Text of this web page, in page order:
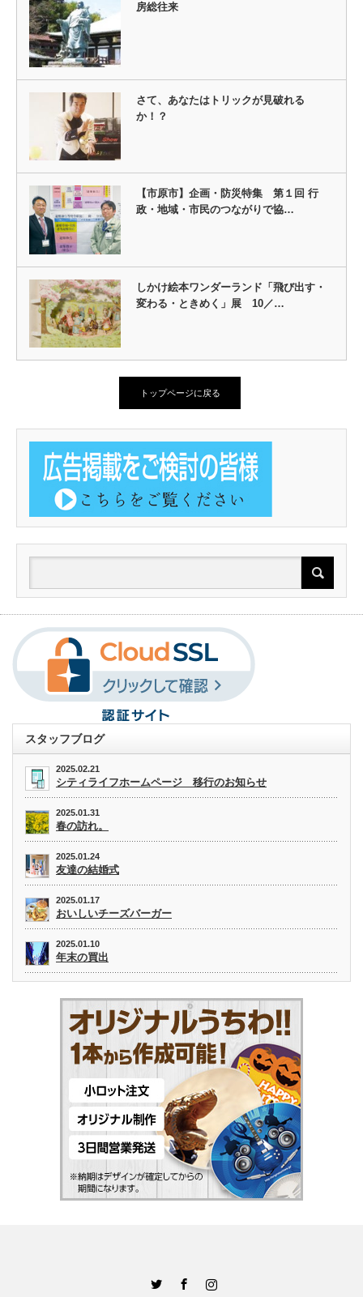
房総往来
さて、あなたはトリックが見破れる
か！？
【市原市】企画・防災特集 第１回 行
政・地域・市民のつながりで協…
しかけ絵本ワンダーランド「飛び出す・
変わる・ときめく」展 10／…
トップページに戻る
スタッフブログ
2025.02.21
シティライフホームページ 移行のお知らせ
2025.01.31
春の訪れ。
2025.01.24
友達の結婚式
2025.01.17
おいしいチーズバーガー
2025.01.10
年末の買出